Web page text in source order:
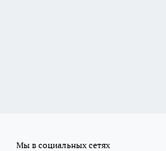
Мы в социальных сетях